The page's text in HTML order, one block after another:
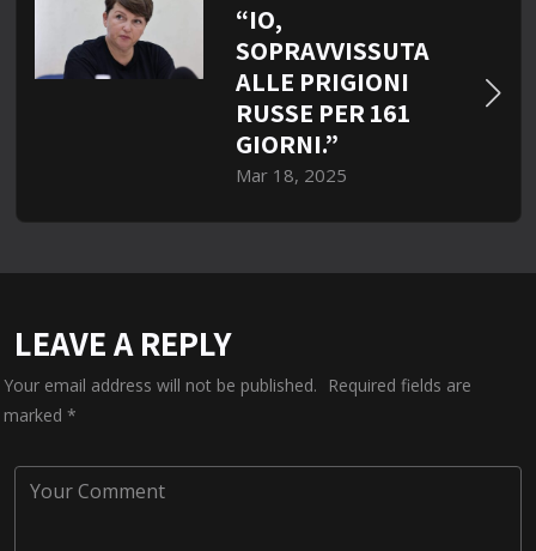
“IO,
SOPRAVVISSUTA
ALLE PRIGIONI
RUSSE PER 161
GIORNI.”
Mar 18, 2025
LEAVE A REPLY
Your email address will not be published.
Required fields are
marked *